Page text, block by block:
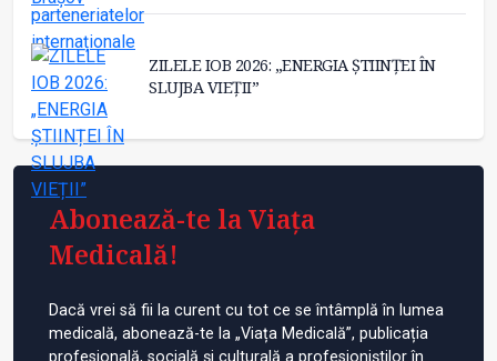
ZILELE IOB 2026: „ENERGIA ȘTIINȚEI ÎN
SLUJBA VIEȚII”
Abonează-te la Viața
Medicală!
Dacă vrei să fii la curent cu tot ce se întâmplă în lumea
medicală, abonează-te la „Viața Medicală”, publicația
profesională, socială și culturală a profesioniștilor în